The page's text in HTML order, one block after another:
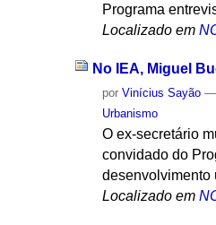
Programa
Localizado em
No IEA, Miguel
porVinícius Sayão —
Urbanismo
O ex-secretário
convidado do
desenvolvimento
Localizado em